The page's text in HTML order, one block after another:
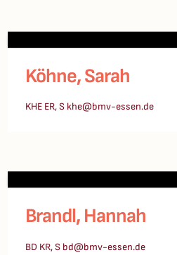
Köhne, Sarah
KHE ER, S khe@bmv-essen.de
Brandl, Hannah
BD KR, S bd@bmv-essen.de